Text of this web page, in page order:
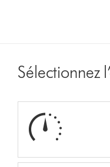
Sélectionnez